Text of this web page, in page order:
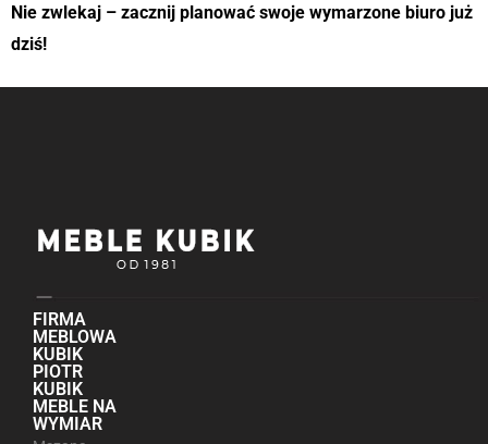
Nie zwlekaj – zacznij planować swoje wymarzone biuro już
dziś!
FIRMA
MEBLOWA
KUBIK
PIOTR
KUBIK
MEBLE NA
WYMIAR